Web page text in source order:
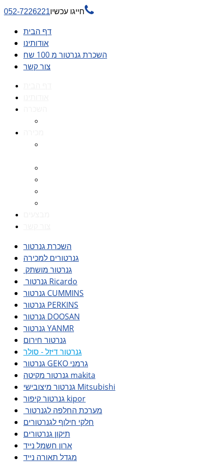
חייגו עכשיו052-7226221 
דף הבית
אודותינו
השכרת גנרטור מ 100 שח
צור קשר
השכרת גנרטור
גנרטורים למכירה
גנרטור מושתק
גנרטור Ricardo
גנרטור CUMMINS
גנרטור PERKINS
גנרטור DOOSAN
גנרטור YANMR
גנרטור חירום
גנרטור דיזל - סולר
גנרטור GEKO גרמני
גנרטור מקיטה makita
גנרטור מיצובישי Mitsubishi
גנרטור קיפור kipor
מערכת החלפה לגנרטור
חלקי חילוף לגנרטורים
תיקון גנרטורים
ארון חשמל נייד
מגדל תאורה נייד